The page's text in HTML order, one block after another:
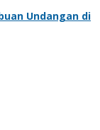
Undangan di